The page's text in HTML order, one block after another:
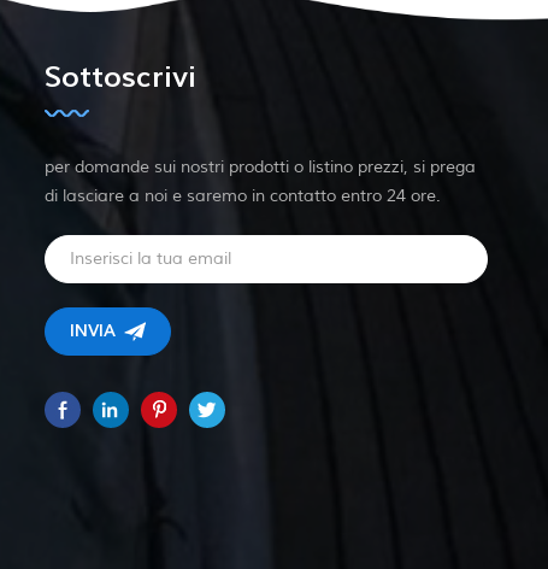
Sottoscrivi
per domande sui nostri prodotti o listino prezzi, si prega
di lasciare a noi e saremo in contatto entro 24 ore.